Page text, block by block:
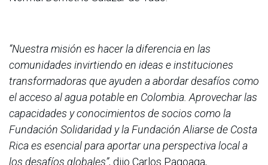
“Nuestra misión es hacer la diferencia en las
comunidades invirtiendo en ideas e instituciones
transformadoras que ayuden a abordar desafíos como
el acceso al agua potable en Colombia. Aprovechar las
capacidades y conocimientos de socios como la
Fundación Solidaridad y la Fundación Aliarse de Costa
Rica es esencial para aportar una perspectiva local a
los desafíos globales”, dijo Carlos Pagoaga,